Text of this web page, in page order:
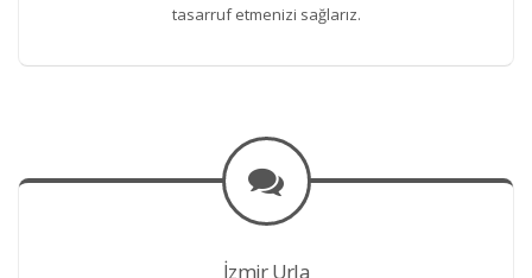
tasarruf etmenizi sağlarız.
İzmir Urla